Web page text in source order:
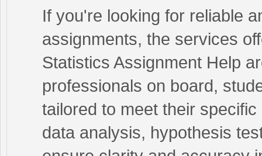
If you're looking for reliable
assignments, the services
Statistics Assignment Help
professionals on board,
tailored to meet their
data analysis, hypothesis